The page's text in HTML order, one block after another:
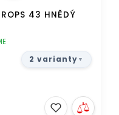
43 HNĚDÝ
2 varianty